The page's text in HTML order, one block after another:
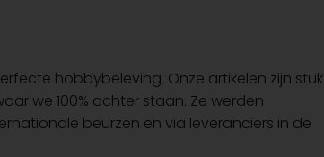
hobbybeleving. Onze artikelen zijn stuk
we 100% achter staan. Ze werden
beurzen en via leveranciers in de